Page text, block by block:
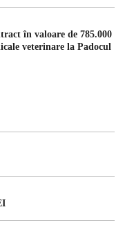
în valoare de 785.000
veterinare la Padocul